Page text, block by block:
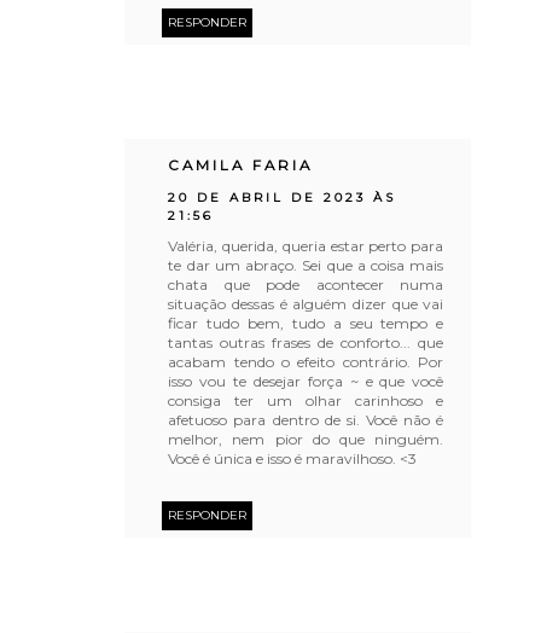
RESPONDER
CAMILA FARIA
20 DE ABRIL DE 2023 ÀS
21:56
Valéria, querida, queria estar perto para
te dar um abraço. Sei que a coisa mais
chata que pode acontecer numa
situação dessas é alguém dizer que vai
ficar tudo bem, tudo a seu tempo e
tantas outras frases de conforto... que
acabam tendo o efeito contrário. Por
isso vou te desejar força ~ e que você
consiga ter um olhar carinhoso e
afetuoso para dentro de si. Você não é
melhor, nem pior do que ninguém.
Você é única e isso é maravilhoso. <3
RESPONDER